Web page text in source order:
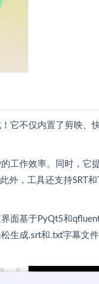
它不仅内置了剪映、
工作效率。同时，它
外，工具还支持SRT
面基于PyQt5和
生成.srt和.txt字幕文